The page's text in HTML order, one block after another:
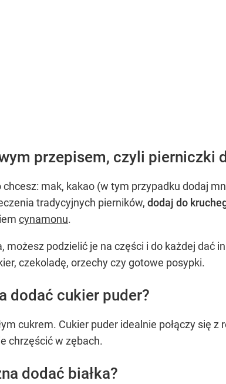
przepisem, czyli pierniczki
mak, kakao (w tym przypadku dodaj
tradycyjnych pierników, dodaj do
cynamonu.
możesz podzielić je na części i do każdej dać
czekoladę, orzechy czy gotowe posypki.
dodać cukier puder?
cukrem. Cukier puder idealnie połączy się z
chrzęścić w zębach.
dodać białka?